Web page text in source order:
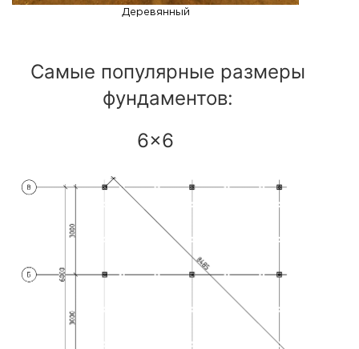
Деревянный
Самые популярные размеры
фундаментов:
6x6